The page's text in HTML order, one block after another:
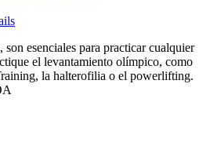
esenciales para practicar cualquier
el levantamiento olímpico, como
la halterofilia o el powerlifting.